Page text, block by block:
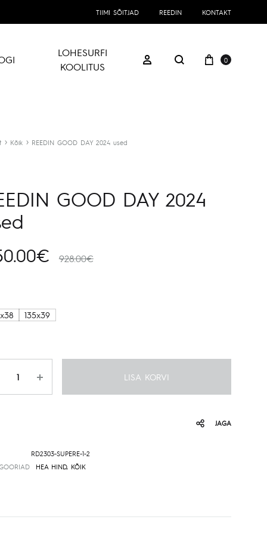
TIIMI SÕITJAD REEDIN KONTAKT
LOHESURFI
KOOLITUS
Logi sisse
Otsing
Ostukorv
0
Kõik REEDIN GOOD DAY 2024 used
GOOD DAY 2024
€ 928.00€
135x39
LISA KORVI
JAGA
RD2303-SUPERE-1-2
HEA HIND, KÕIK